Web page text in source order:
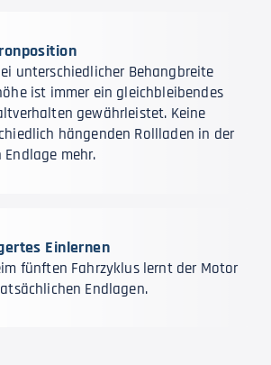
unterschiedlicher Behangbreite
ist immer ein gleichbleibendes
gewährleistet. Keine
hängenden Rollladen in der
Endlage mehr.
Einlernen
fünften Fahrzyklus lernt der Motor
Endlagen.